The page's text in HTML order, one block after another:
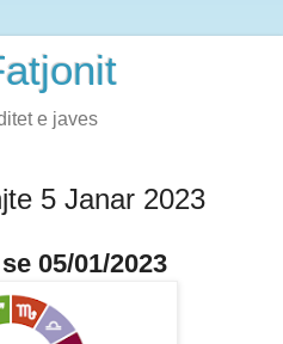
e javes
5 Janar 2023
05/01/2023